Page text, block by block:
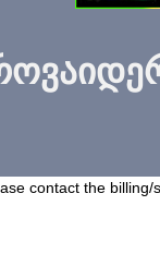
contact the